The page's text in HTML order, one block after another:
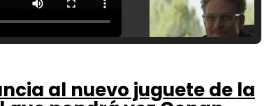
al nuevo juguete de la